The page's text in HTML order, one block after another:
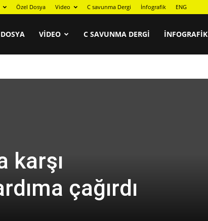
Özel Dosya Video C savunma Dergi İnfografik ENG
VIDEO C SAVUNMA DERGI İNFOGRAFIK
karşı
çağırdı